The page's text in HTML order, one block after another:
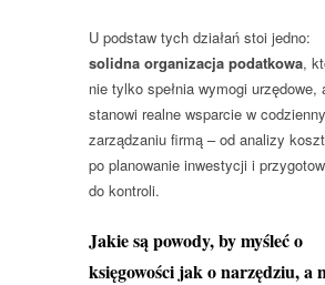
U podstaw tych działań stoi jedno:
solidna organizacja podatkowa,
nie tylko spełnia wymogi urzędowe,
stanowi realne wsparcie w
zarządzaniu firmą – od analizy
po planowanie inwestycji i
do kontroli.
Jakie są powody, by myśleć o
księgowości jak o narzędziu, a